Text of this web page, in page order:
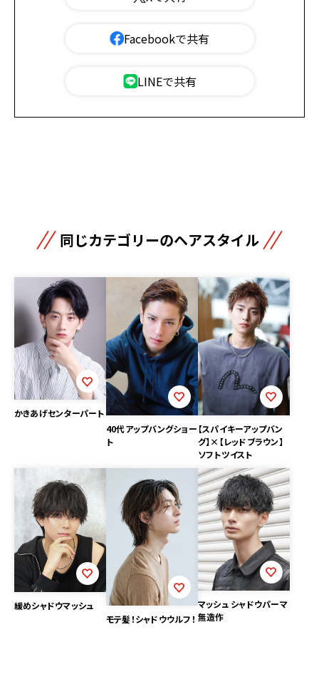
Facebookで共有
LINEで共有
同じカテゴリーのヘアスタイル
かきあげセンターパート
40代アップバングショー
ト
【スパイキーアップバン
グ】×【レッドブラウン】
ソフトツイスト
緩めシャドウマッシュ
モテ髪！シャドウウルフ！
マッシュ シャドウパーマ
無造作